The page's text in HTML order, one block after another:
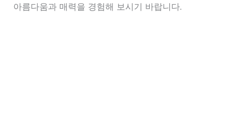
아름다움과 매력을 경험해 보시기 바랍니다.